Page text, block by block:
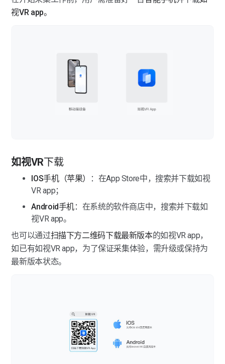
多楼层展示（手机）
采集图像时，效果不好如何解决？
如何进行手动拼接操作？
如何合理规划采集路径？
视VR app。
如视VR下载
IOS手机（苹果）
：在App Store中，搜索并下载如视
VR app；
Android手机：在系统的软件商店中，搜索并下载如
视VR app。
也可以通过扫描下方二维码下载最新版本的如视VR app，
如已有如视VR app，为了保证采集体验，需升级或保持为
最新版本状态。